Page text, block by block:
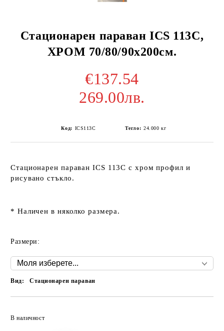
Стационарен параван ICS 113C,
ХРОМ 70/80/90х200см.
€137.54
269.00лв.
Код: ICS113C Тегло: 24.000 кг
Стационарен параван ICS 113С с хром профил и
рисувано стъкло.
* Наличен в няколко размера.
Размери:
Вид: Стационарен параван
В наличност